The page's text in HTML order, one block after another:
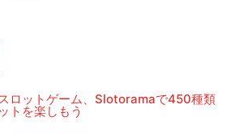
ロットゲーム、Slotoramaで450種類
トを楽しもう